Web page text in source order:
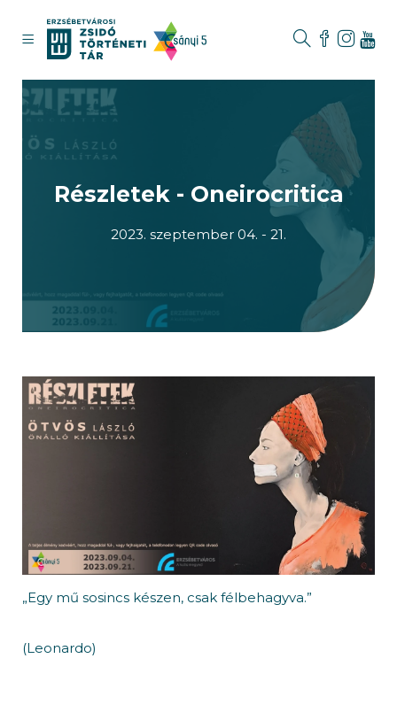
Részletek - Oneirocritica
2023. szeptember 04. - 21.
„Egy mű sosincs készen, csak félbehagyva.”
(Leonardo)